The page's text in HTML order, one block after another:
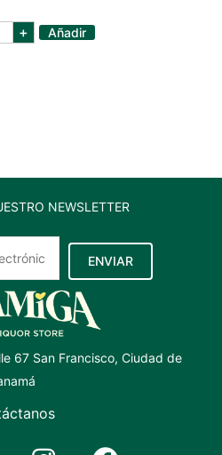
+ Añadir
NEWSLETTER
ENVIAR
67 San Francisco, Ciudad de